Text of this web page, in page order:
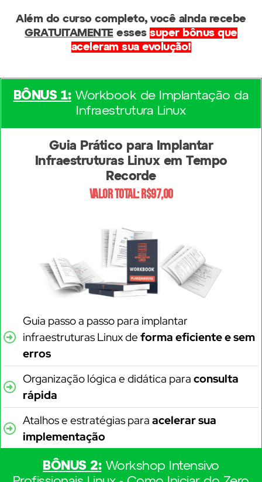
Além do curso completo, você ainda recebe
GRATUITAMENTE essessuper bônus que
aceleram sua evolução!
BÔNUS 1:Workbook de Implantação da
Infraestrutura Linux
Guia Prático para Implantar
Infraestruturas Linux em Tempo
Recorde
Valor total: R$97,00
Guia passo a passo para implantar
infraestruturas Linux de forma eficiente e sem
erros
Organização lógica e didática para consulta
rápida
Atalhos e estratégias para acelerar sua
implementação
BÔNUS 2: Workshop Intensivo